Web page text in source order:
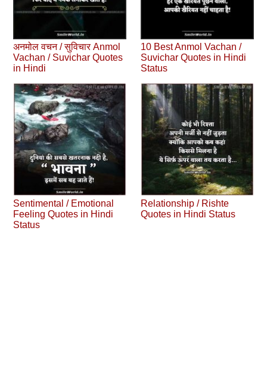
अनमोल वचन / सुविचार Anmol
Vachan / Suvichar Quotes
in Hindi
10 Best Anmol Vachan /
Suvichar Quotes in Hindi
Status
Sentimental / Emotional
Feeling Quotes in Hindi
Status
Relationship / Rishte
Quotes in Hindi Status